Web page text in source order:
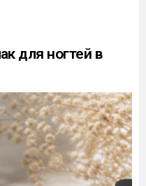
для ногтей в